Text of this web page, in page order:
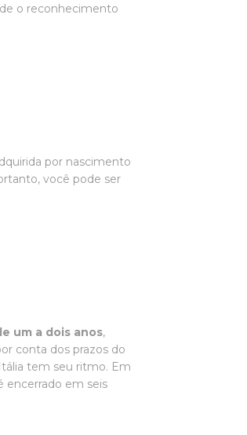
o reconhecimento
por nascimento
você pode ser
um a dois anos,
conta dos prazos do
tem seu ritmo. Em
encerrado em seis